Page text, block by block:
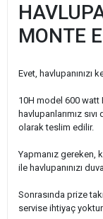
MONTE
Evet,
10H model 600
havlupanlarımız
olarak teslim edilir.
Yapmanız gereken,
ile havlupanınızı
Sonrasında prize
servise ihtiyaç